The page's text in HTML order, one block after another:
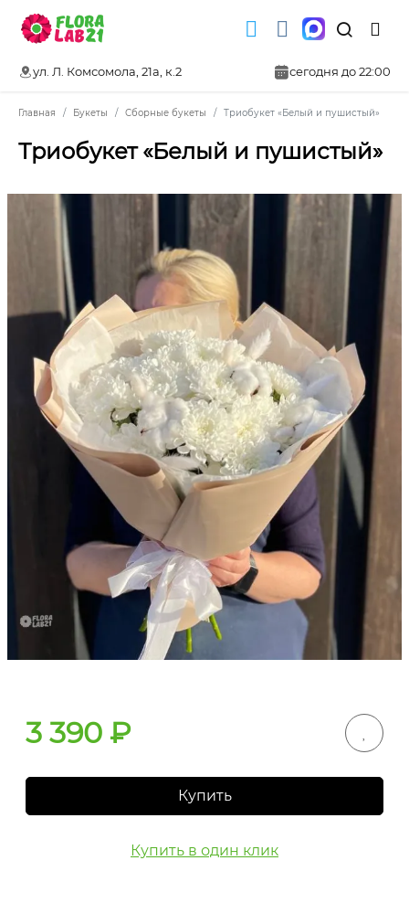
ул. Л. Комсомола, 21а, к.2 сегодня до 22:00
Главная Букеты Сборные букеты Триобукет «Белый и пушистый»
Триобукет «Белый и пушистый»
3 390 ₽
Купить
Купить в один клик